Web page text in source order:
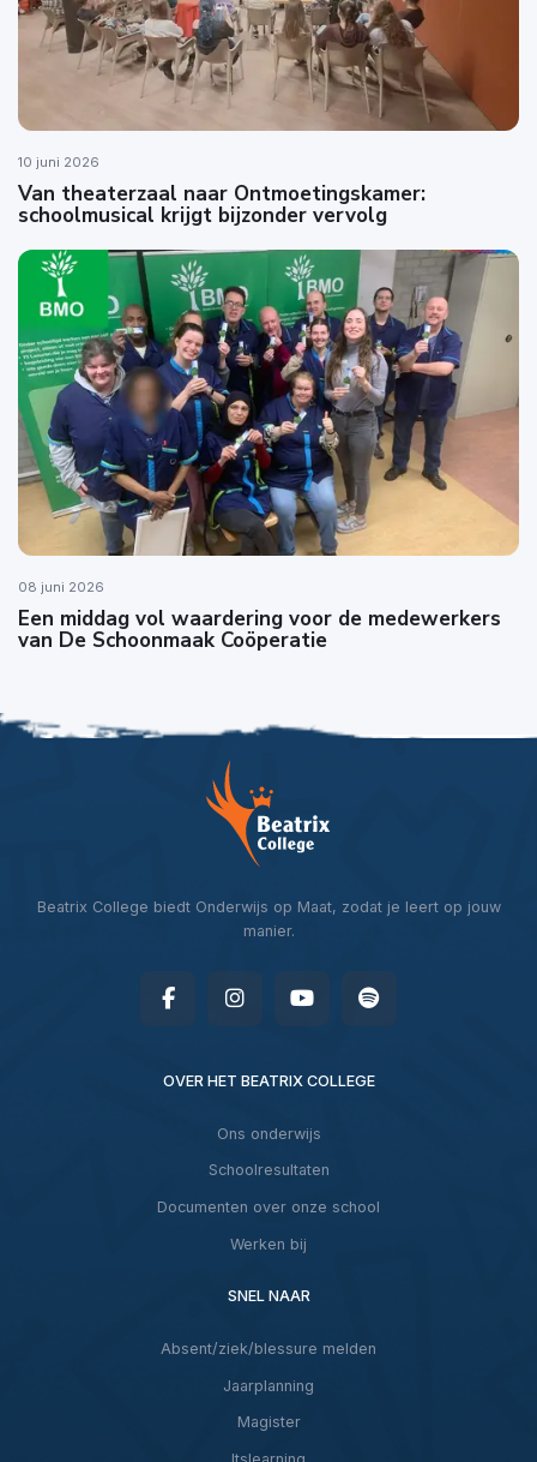
10 juni 2026
Van theaterzaal naar Ontmoetingskamer:
schoolmusical krijgt bijzonder vervolg
08 juni 2026
Een middag vol waardering voor de medewerkers
van De Schoonmaak Coöperatie
Beatrix College biedt Onderwijs op Maat, zodat je leert op jouw
manier.
OVER HET BEATRIX COLLEGE
Ons onderwijs
Schoolresultaten
Documenten over onze school
Werken bij
SNEL NAAR
Absent/ziek/blessure melden
Jaarplanning
Magister